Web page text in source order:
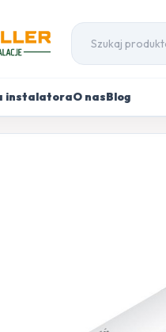
instalatoraO nasBlog